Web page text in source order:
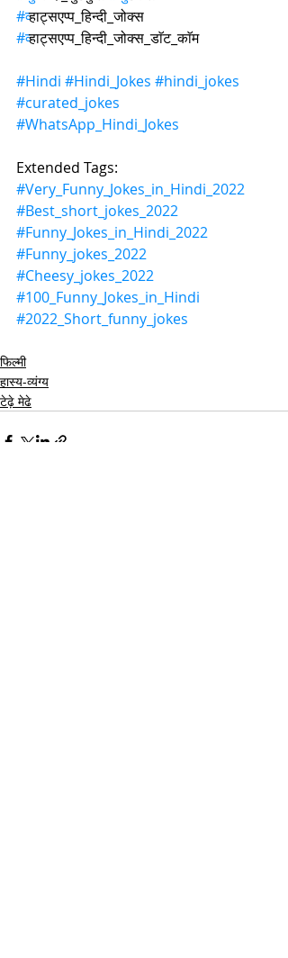
#व्हाट्सएप्प_हिन्दी_जोक्स
#व्हाट्सएप्प_हिन्दी_जोक्स_डाॅट_काॅम
#Hindi #Hindi_Jokes #hindi_jokes
#curated_jokes
#WhatsApp_Hindi_Jokes
Extended Tags:
#Very_Funny_Jokes_in_Hindi_2022
#Best_short_jokes_2022
#Funny_Jokes_in_Hindi_2022
#Funny_jokes_2022
#Cheesy_jokes_2022
#100_Funny_Jokes_in_Hindi
#2022_Short_funny_jokes
फिल्मी
हास्य-व्यंग्य
टेढ़े मेढे